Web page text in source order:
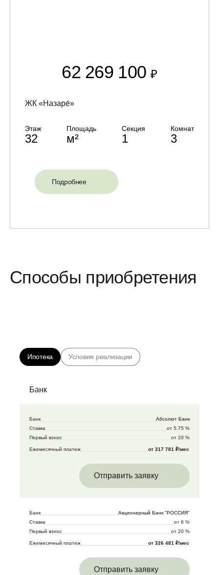
62 269 100₽
ЖК «Назаре́»
Этаж
32
Площадь
м²
Секция
1
Комнат
3
Подробнее
Способы приобретения
Ипотека Условия реализации
Банк
Банк
Абсолют Банк
Ставка
от 5,75 %
Первый взнос
от 20 %
Ежемесячный платеж от 317 781 ₽/мес
Отправить заявку
Банк
Акционерный Банк "РОССИЯ"
Ставка
от 6 %
Первый взнос
от 20 %
Ежемесячный платеж от 326 481 ₽/мес
Отправить заявку